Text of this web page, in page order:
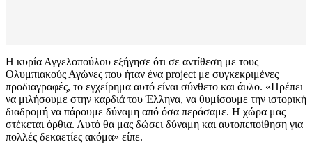
Η κυρία Αγγελοπούλου εξήγησε ότι σε αντίθεση με τους
Ολυμπιακούς Αγώνες που ήταν ένα project με συγκεκριμένες
προδιαγραφές, το εγχείρημα αυτό είναι σύνθετο και άυλο. «Πρέπει
να μιλήσουμε στην καρδιά του Έλληνα, να θυμίσουμε την ιστορική
διαδρομή να πάρουμε δύναμη από όσα περάσαμε. Η χώρα μας
στέκεται όρθια. Αυτό θα μας δώσει δύναμη και αυτοπεποίθηση για
πολλές δεκαετίες ακόμα» είπε.